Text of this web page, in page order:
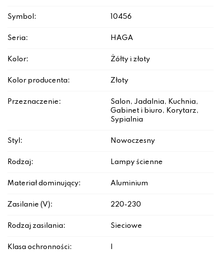
Symbol: 10456
Seria: HAGA
Kolor: Żółty i złoty
Kolor producenta: Złoty
Przeznaczenie:
Salon, Jadalnia, Kuchnia,
Gabinet i biuro, Korytarz,
Sypialnia
Styl: Nowoczesny
Rodzaj: Lampy ścienne
Materiał dominujący: Aluminium
Zasilanie (V): 220-230
Rodzaj zasilania: Sieciowe
Klasa ochronności: